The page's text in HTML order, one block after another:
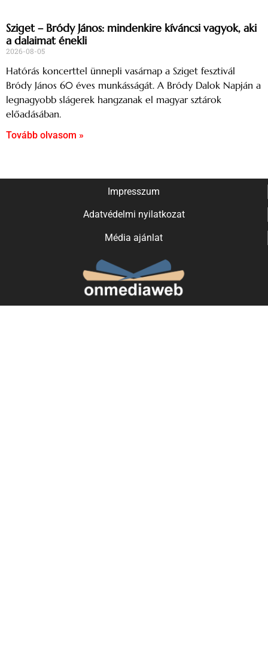
Sziget – Bródy János: mindenkire kíváncsi vagyok, aki
a dalaimat énekli
2026-08-05
Hatórás koncerttel ünnepli vasárnap a Sziget fesztivál
Bródy János 60 éves munkásságát. A Bródy Dalok Napján a
legnagyobb slágerek hangzanak el magyar sztárok
előadásában.
Tovább olvasom »
Impresszum
Adatvédelmi nyilatkozat
Média ajánlat